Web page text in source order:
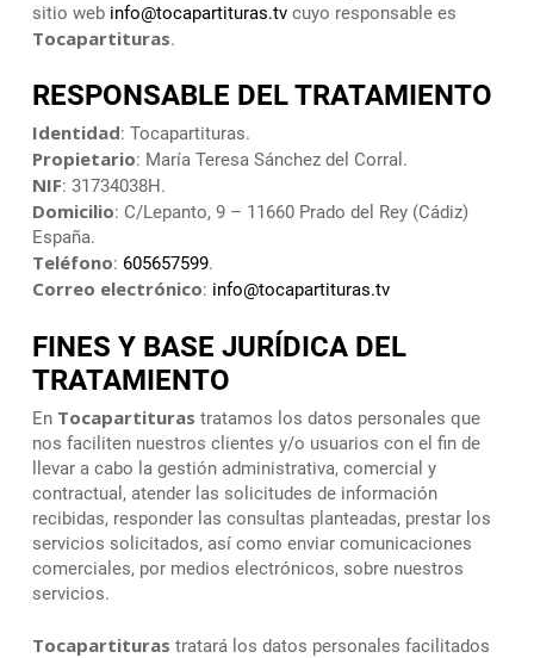
sitio web info@tocapartituras.tvcuyo responsable es
Tocapartituras.
RESPONSABLE DEL TRATAMIENTO
Identidad: Tocapartituras.
Propietario: María Teresa Sánchez del Corral.
NIF: 31734038H.
Domicilio: C/Lepanto, 9 – 11660 Prado del Rey (Cádiz)
España.
Teléfono: 605657599.
Correo electrónico: info@tocapartituras.tv
FINES Y BASE JURÍDICA DEL
TRATAMIENTO
En Tocapartituras tratamos los datos personales que
nos faciliten nuestros clientes y/o usuarios con el fin de
llevar a cabo la gestión administrativa, comercial y
contractual, atender las solicitudes de información
recibidas, responder las consultas planteadas, prestar los
servicios solicitados, así como enviar comunicaciones
comerciales, por medios electrónicos, sobre nuestros
servicios.
Tocapartituras tratará los datos personales facilitados